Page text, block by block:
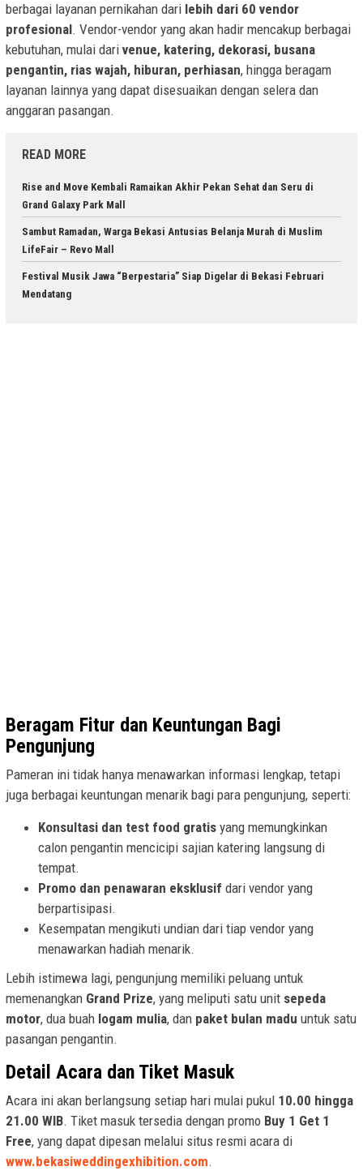
berbagai layanan pernikahan dari lebih dari 60 vendor
profesional. Vendor-vendor yang akan hadir mencakup berbagai
kebutuhan, mulai dari venue, katering, dekorasi, busana
pengantin, rias wajah, hiburan, perhiasan, hingga beragam
layanan lainnya yang dapat disesuaikan dengan selera dan
anggaran pasangan.
READ MORE
Rise and Move Kembali Ramaikan Akhir Pekan Sehat dan Seru di
Grand Galaxy Park Mall
Sambut Ramadan, Warga Bekasi Antusias Belanja Murah di Muslim
LifeFair – Revo Mall
Festival Musik Jawa “Berpestaria” Siap Digelar di Bekasi Februari
Mendatang
Beragam Fitur dan Keuntungan Bagi
Pengunjung
Pameran ini tidak hanya menawarkan informasi lengkap, tetapi
juga berbagai keuntungan menarik bagi para pengunjung, seperti:
Konsultasi dan test food gratis yang memungkinkan
calon pengantin mencicipi sajian katering langsung di
tempat.
Promo dan penawaran eksklusif dari vendor yang
berpartisipasi.
Kesempatan mengikuti undian dari tiap vendor yang
menawarkan hadiah menarik.
Lebih istimewa lagi, pengunjung memiliki peluang untuk
memenangkan Grand Prize, yang meliputi satu unit sepeda
motor, dua buah logam mulia, dan paket bulan madu untuk satu
pasangan pengantin.
Detail Acara dan Tiket Masuk
Acara ini akan berlangsung setiap hari mulai pukul 10.00 hingga
21.00 WIB. Tiket masuk tersedia dengan promo Buy 1 Get 1
Free, yang dapat dipesan melalui situs resmi acara di
www.bekasiweddingexhibition.com.